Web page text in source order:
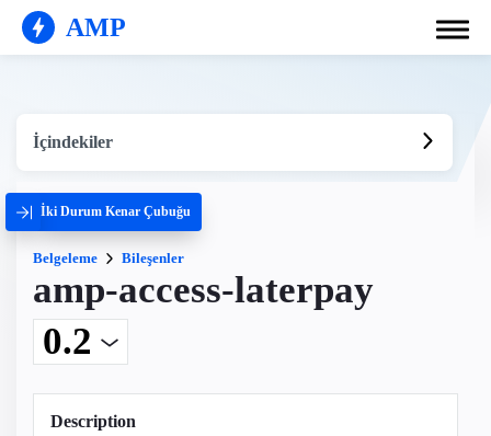
AMP
İçindekiler
İki Durum Kenar Çubuğu
Belgeleme Bileşenler
amp-access-laterpay
Description